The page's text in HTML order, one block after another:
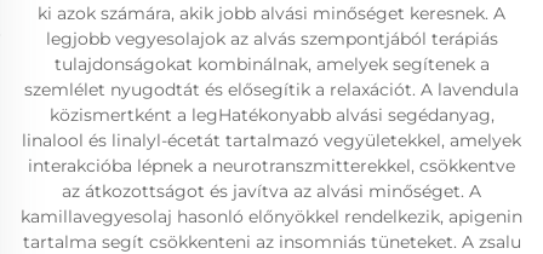
ki azok számára, akik jobb alvási minőséget keresnek. A
legjobb vegyesolajok az alvás szempontjából terápiás
tulajdonságokat kombinálnak, amelyek segítenek a
szemlélet nyugodtát és elősegítik a relaxációt. A lavendula
közismertként a legHatékonyabb alvási segédanyag,
linalool és linalyl-écetát tartalmazó vegyületekkel, amelyek
interakcióba lépnek a neurotranszmitterekkel, csökkentve
az átkozottságot és javítva az alvási minőséget. A
kamillavegyesolaj hasonló előnyökkel rendelkezik, apigenin
tartalma segít csökkenteni az insomniás tüneteket. A zsalu